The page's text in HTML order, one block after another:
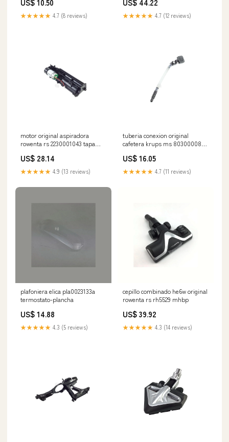
US$ 10.50
★★★★★ 4.7 (8 reviews)
US$ 44.22
★★★★★ 4.7 (12 reviews)
motor original aspiradora
rowenta rs 2230001043 tapa
US$ 28.14
★★★★★ 4.9 (13 reviews)
tuberia conexion original
cafetera krups ms 8030000882
US$ 16.05
★★★★★ 4.7 (11 reviews)
plafoniera elica pla0023133a
termostato-plancha
US$ 14.88
★★★★★ 4.3 (5 reviews)
cepillo combinado he6w original
rowenta rs rh5529 mhbp
US$ 39.92
★★★★★ 4.3 (14 reviews)